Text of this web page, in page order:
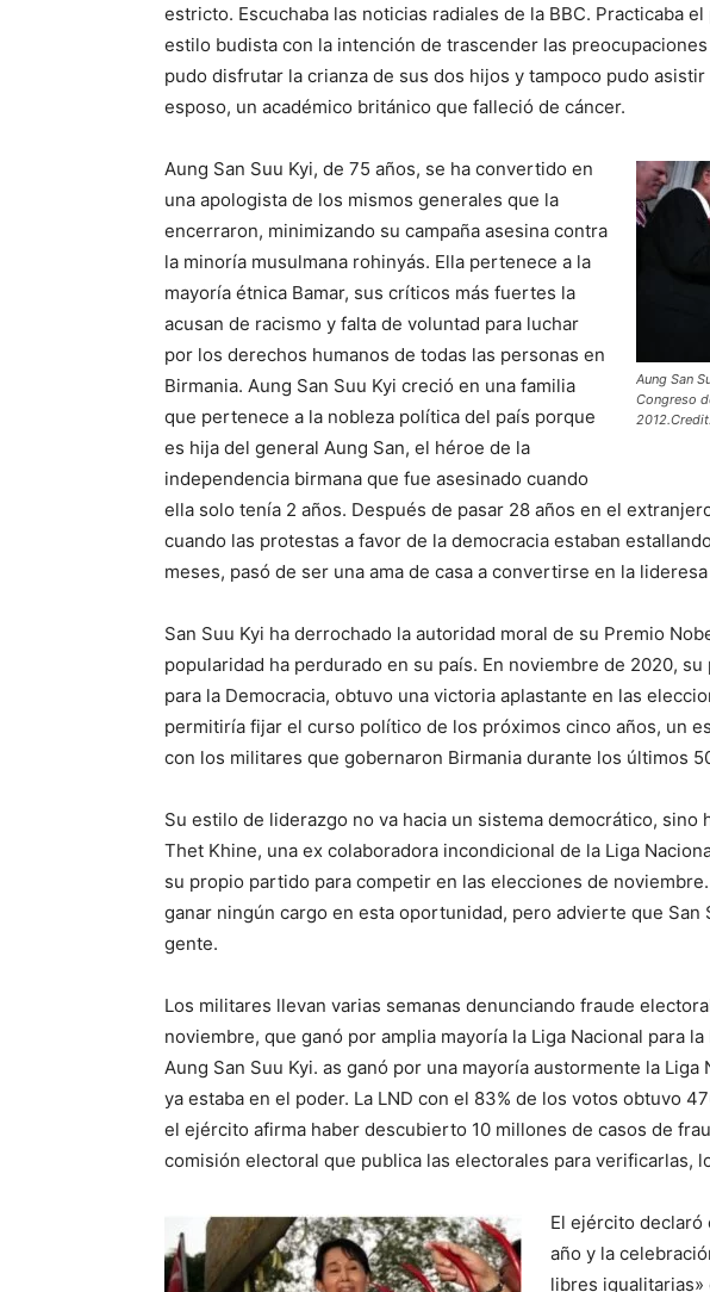
estricto. Escuchaba las noticias radiales de la BBC. Practicaba
estilo budista con la intención de trascender las
pudo disfrutar la crianza de sus dos hijos y tampoco pudo
esposo, un académico británico que falleció de cáncer.
Aung San
Congreso
Aung San Suu Kyi, de 75 años, se ha convertido en
una apologista de los mismos generales que la
encerraron, minimizando su campaña asesina contra
la minoría musulmana rohinyás. Ella pertenece a la
mayoría étnica Bamar, sus críticos más fuertes la
acusan de racismo y falta de voluntad para luchar
por los derechos humanos de todas las personas en
Birmania. Aung San Suu Kyi creció en una familia
que pertenece a la nobleza política del país porque
es hija del general Aung San, el héroe de la
independencia birmana que fue asesinado cuando
ella solo tenía 2 años. Después de pasar 28 años en el
cuando las protestas a favor de la democracia estaban
meses, pasó de ser una ama de casa a convertirse en la
San Suu Kyi ha derrochado la autoridad moral de su Premio
popularidad ha perdurado en su país. En noviembre de 2020,
para la Democracia, obtuvo una victoria aplastante en las
permitiría fijar el curso político de los próximos cinco años, un
con los militares que gobernaron Birmania durante los últimos
Su estilo de liderazgo no va hacia un sistema democrático, sino
Thet Khine, una ex colaboradora incondicional de la Liga
su propio partido para competir en las elecciones de
ganar ningún cargo en esta oportunidad, pero advierte que San
gente.
Los militares llevan varias semanas denunciando fraude
noviembre, que ganó por amplia mayoría la Liga Nacional para
Aung San Suu Kyi. as ganó por una mayoría austormente la Liga
ya estaba en el poder. La LND con el 83% de los votos obtuvo
el ejército afirma haber descubierto 10 millones de casos de
comisión electoral que publica las electorales para verificarlas,
El ejército declaró
año y la
libres